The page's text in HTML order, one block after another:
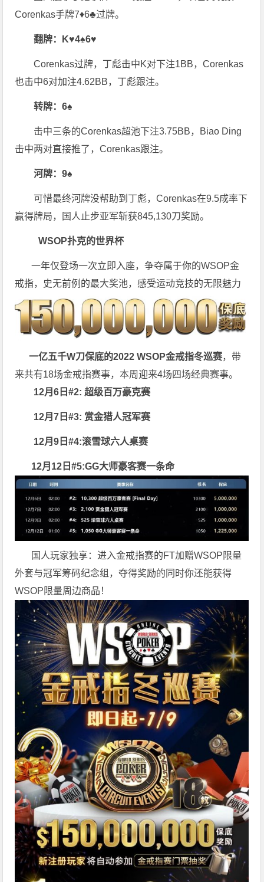
Corenkas手牌7♦6♣过牌。
翻牌： K♥4♠6♥
Corenkas过牌，丁彪击中K对下注1BB，Corenkas
也击中6对加注4.62BB，丁彪跟注。
转牌：6♠
击中三条的Corenkas超池下注3.75BB，Biao Ding
击中两对直接推了，Corenkas跟注。
河牌：9♠
可惜最终河牌没帮助到丁彪，Corenkas在9.5成率下
赢得牌局，国人止步亚军斩获845,130刀奖励。
WSOP扑克的世界杯
一年仅登场一次立即入座，争夺属于你的WSOP金
戒指，史无前例的最大奖池，感受运动竞技的无限魅力
一亿五千W刀保底的2022 WSOP金戒指冬巡赛，带
来共有18场金戒指赛事，本周迎来4场四场经典赛事。
12月6日#2: 超级百万豪克赛
12月7日#3: 赏金猎人冠军赛
12月9日#4:滚雪球六人桌赛
12月12日#5:GG大师豪客赛一条命
国人玩家独享：进入金戒指赛的FT加赠WSOP限量
外套与冠军筹码纪念组，夺得奖励的同时你还能获得
WSOP限量周边商品！